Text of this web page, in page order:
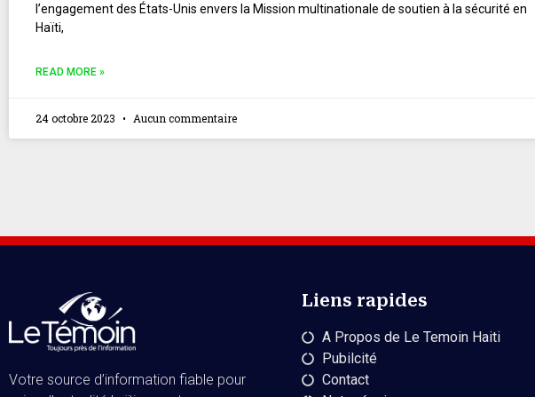
l’engagement des États-Unis envers la Mission multinationale de soutien à la sécurité en
Haïti,
READ MORE »
24 octobre 2023 Aucun commentaire
Votre source d’information fiable pour
Liens rapides
A Propos de Le Temoin Haiti
Pubilcité
Contact